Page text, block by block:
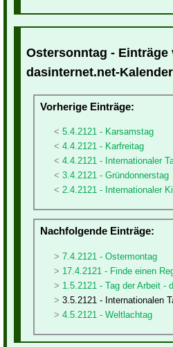
Ostersonntag - Einträge
dasinternet.net-
Vorherige Einträge:
5.4.2121 - Karsamstag
4.4.2121 - Karfreitag
4.4.2121 - Internationaler
3.4.2121 - Gründonnerstag
2.4.2121 - Internationaler
Nachfolgende Einträge:
7.4.2121 - Ostermontag
17.4.2121 - Finde einen
1.5.2121 - Tag der Arbeit -
3.5.2121 - Internationalen
4.5.2121 - Weltlachtag